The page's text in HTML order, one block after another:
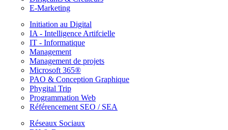
E-Marketing
Initiation au Digital
IA - Intelligence Artifcielle
IT - Informatique
Management
Management de projets
Microsoft 365®
PAO & Conception Graphique
Phygital Trip
Programmation Web
Référencement SEO / SEA
Réseaux Sociaux